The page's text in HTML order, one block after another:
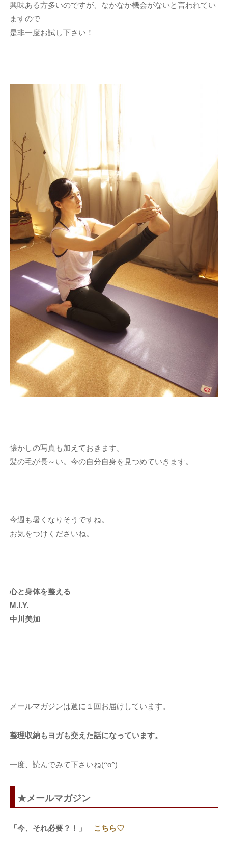
興味ある方多いのですが、なかなか機会がないと言われてい
ますので
是非一度お試し下さい！
懐かしの写真も加えておきます。
髪の毛が長～い。今の自分自身を見つめていきます。
今週も暑くなりそうですね。
お気をつけくださいね。
心と身体を整える
M.I.Y.
中川美加
メールマガジンは週に１回お届けしています。
整理収納もヨガも交えた話になっています。
一度、読んでみて下さいね(^o^)
★メールマガジン
「今、それ必要？！」 こちら♡